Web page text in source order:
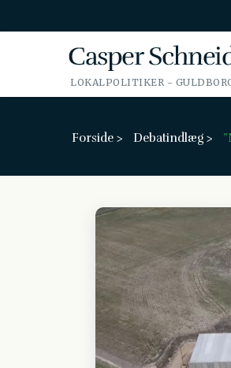
LOKALPOLITIKER -
Forside > Debatindlæg >